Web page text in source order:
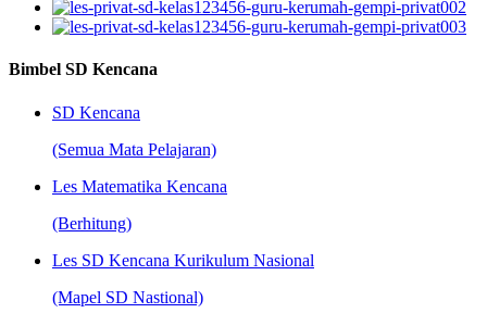
Bimbel SD Kencana
SD Kencana
(Semua Mata Pelajaran)
Les Matematika Kencana
(Berhitung)
Les SD Kencana Kurikulum Nasional
(Mapel SD Nastional)